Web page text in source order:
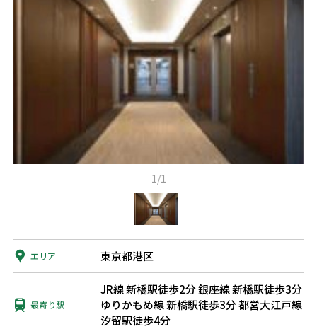
1/1
エリア 東京都港区
最寄り駅
JR線 新橋駅徒歩2分銀座線 新橋駅徒歩3分
ゆりかもめ線 新橋駅徒歩3分都営大江戸線
汐留駅徒歩4分